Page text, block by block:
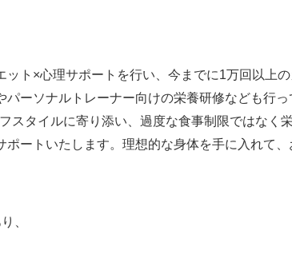
ット×心理サポートを行い、今までに1万回以上
ーソナルトレーナー向けの栄養研修なども行っ
スタイルに寄り添い、過度な食事制限ではなく
ポートいたします。理想的な身体を手に入れて
、